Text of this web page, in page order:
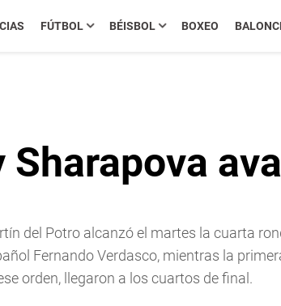
FÚTBOL BÉISBOL BOXEO
del Potro alcanzó el martes la cuarta
Fernando Verdasco, mientras la
orden, llegaron a los cuartos de final.